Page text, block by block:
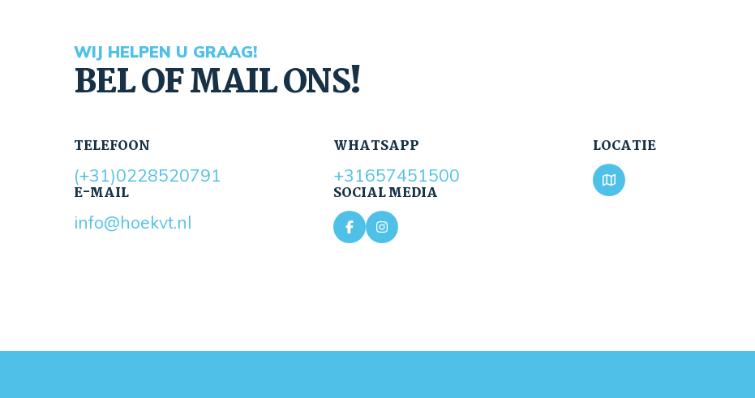
WIJ HELPEN U GRAAG!
BEL OF MAIL ONS!
TELEFOON
(+31)0228520791
E-MAIL
info@hoekvt.nl
WHATSAPP
+31657451500
SOCIAL MEDIA
LOCATIE